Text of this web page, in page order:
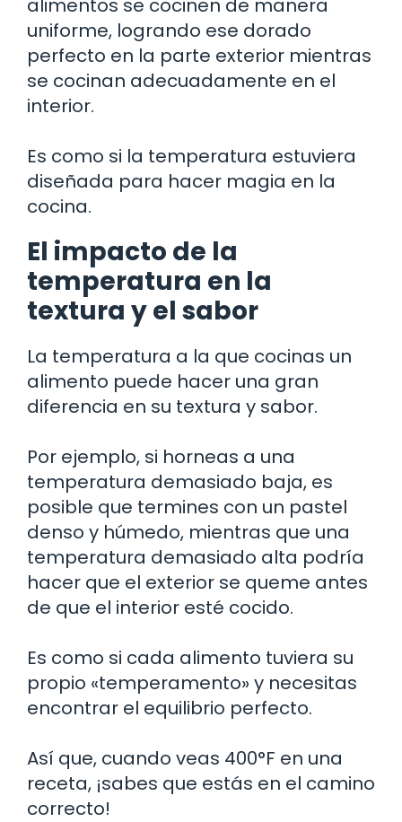
alimentos se cocinen de manera
uniforme, logrando ese dorado
perfecto en la parte exterior mientras
se cocinan adecuadamente en el
interior.
Es como si la temperatura estuviera
diseñada para hacer magia en la
cocina.
El impacto de la
temperatura en la
textura y el sabor
La temperatura a la que cocinas un
alimento puede hacer una gran
diferencia en su textura y sabor.
Por ejemplo, si horneas a una
temperatura demasiado baja, es
posible que termines con un pastel
denso y húmedo, mientras que una
temperatura demasiado alta podría
hacer que el exterior se queme antes
de que el interior esté cocido.
Es como si cada alimento tuviera su
propio «temperamento» y necesitas
encontrar el equilibrio perfecto.
Así que, cuando veas 400°F en una
receta, ¡sabes que estás en el camino
correcto!